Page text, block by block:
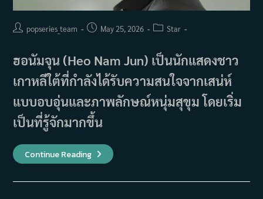
Postpopseries_team
PostMay 25, 2026
PostStar
ฮอนัมจุน (Heo Nam Jun) เป็นนักแสดงชาว
เกาหลีใต้ที่กำลังได้รับความสนใจจากเสน่ห์
แบบอบอุ่นและภาพลักษณ์หนุ่มสุขุม โดยเริ่ม
เป็นที่รู้จักมากขึ้น
Continue Readingรู้จัก
ฮ
จุน